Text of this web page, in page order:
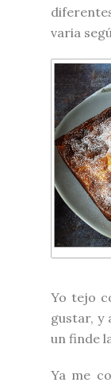
varia
Yo tejo
gustar, y
un finde
Ya me